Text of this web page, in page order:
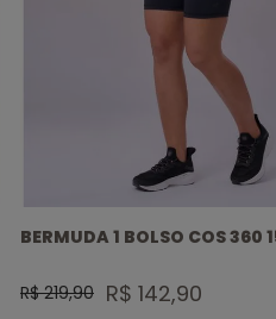
BERMUDA 1 BOLSO COS 360
R$ 219,90 R$ 142,90